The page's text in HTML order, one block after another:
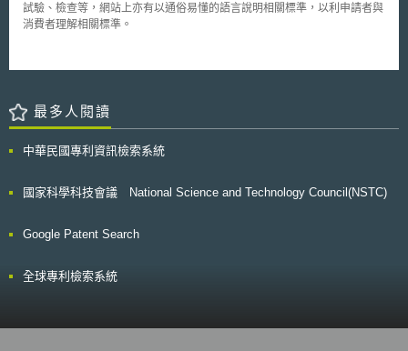
試驗、檢查等，網站上亦有以通俗易懂的語言說明相關標準，以利申請者與
消費者理解相關標準。
最多人閱讀
中華民國專利資訊檢索系統
國家科學科技會議 National Science and Technology Council(NSTC)
Google Patent Search
全球專利檢索系統